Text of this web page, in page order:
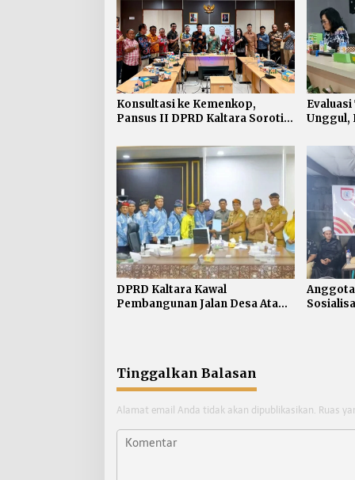
Konsultasi ke Kemenkop,
Pansus II DPRD Kaltara Soroti
Unggul,
Semua
DPRD Kaltara Kawal
Pembangunan Jalan Desa Atap
Tinggalkan Balasan
Alamat email Anda tidak akan dipublikasikan. Ruas